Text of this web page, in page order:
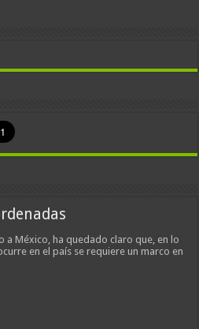
a México, ha quedado claro que, en lo
en el país se requiere un marco en